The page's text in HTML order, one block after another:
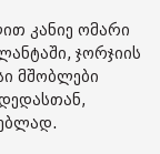
კანიე ომარი
ჯორჯიის
მშობლები